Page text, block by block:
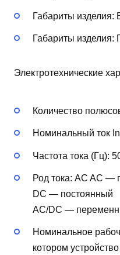
Габариты изделия:
Габариты изделия:
Электротехнические
Количество
Номинальный ток
Частота тока (Гц):
Род тока: AC AC —
DC — постоянный
AC/DC —
Номинальное
котором